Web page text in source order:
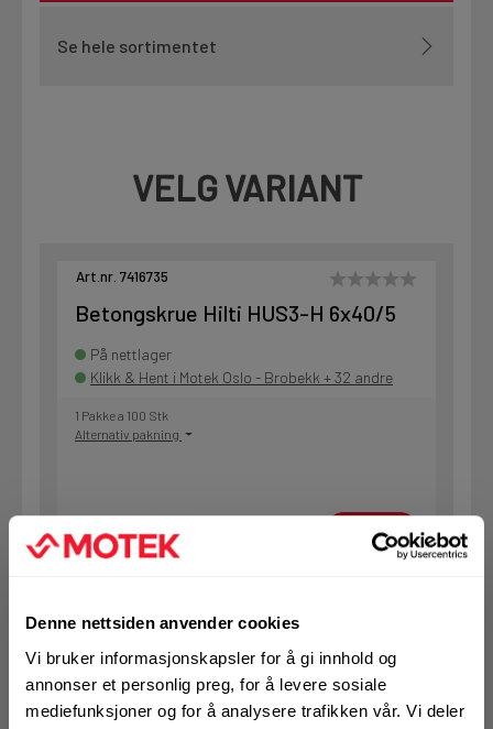
Denne nettsiden anvender cookies
Vi bruker informasjonskapsler for å gi innhold og
annonser et personlig preg, for å levere sosiale
mediefunksjoner og for å analysere trafikken vår. Vi deler
Se hele sortimentet
VELG VARIANT
Art.nr. 7416735
Betongskrue Hilti HUS3-H 6x40/5
På nettlager
Klikk & Hent i Motek Oslo - Brobekk + 32 andre
1 Pakke a 100 Stk
Alternativ pakning
registrer deg for å
KJØP
Art.nr. 7428664
Betongskrue Hilti HUS-H 6X40/5
bøtte